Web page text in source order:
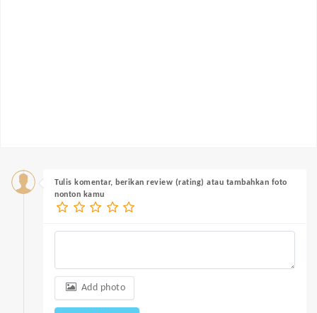
Tulis komentar, berikan review (rating) atau tambahkan foto
nonton kamu
Add photo